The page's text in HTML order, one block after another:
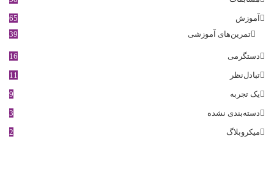
آموزش
65
تمرین‌های آموزشی
39
دستگرمی 16
تبادل‌نظر 11
یک تجربه 9
دسته‌بندی نشده 3
میکروبلاگ 2